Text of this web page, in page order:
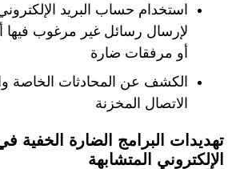
استخدام حساب البريد
لإرسال رسائل غير مرغوب فيها
أو مرفقات ضارة
الكشف عن المحادثات الخاصة
الاتصال المخزنة
تهديدات البرامج الضارة الخفية
الإلكتروني المتشابهة